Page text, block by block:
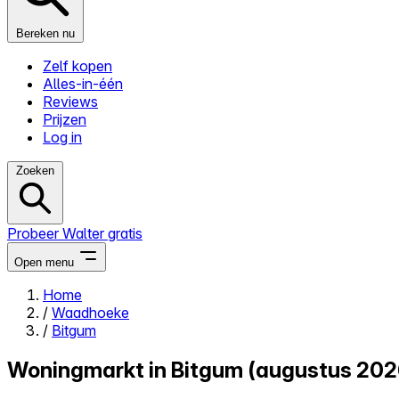
Bereken nu
Zelf kopen
Alles-in-één
Reviews
Prijzen
Log in
Zoeken
Probeer Walter gratis
Open menu
Close menu
Home
/ Waadhoeke
/ Bitgum
Woningmarkt in Bitgum (augustus